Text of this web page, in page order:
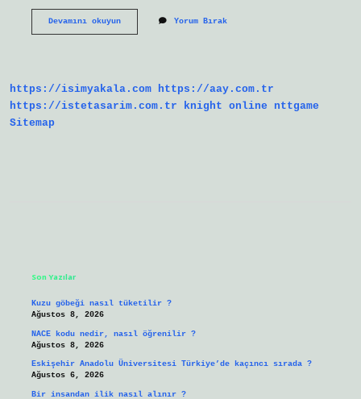
Devamını okuyunTürkiyede
Bölgede
Yorum Bırak
https://isimyakala.com https://aay.com.tr
https://istetasarim.com.tr
knight online
nttgame
Sitemap
Son Yazılar
Kuzu göbeği nasıl tüketilir ?
Ağustos 8, 2026
NACE kodu nedir, nasıl öğrenilir ?
Ağustos 8, 2026
Eskişehir Anadolu Üniversitesi Türkiye’de kaçıncı sırada ?
Ağustos 6, 2026
Bir insandan ilik nasıl alınır ?